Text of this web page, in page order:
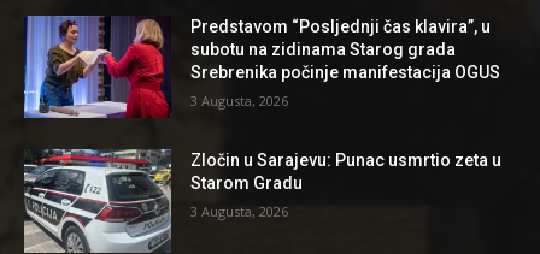
Predstavom “Posljednji čas klavira”, u
subotu na zidinama Starog grada
Srebrenika počinje manifestacija OGUS
3 Augusta, 2026
Zločin u Sarajevu: Punac usmrtio zeta u
Starom Gradu
3 Augusta, 2026